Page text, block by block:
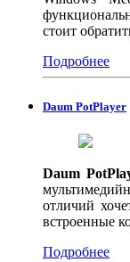
стоит
Подробнее
Daum PotPlayer
Daum
отличий
встроенные
Подробнее